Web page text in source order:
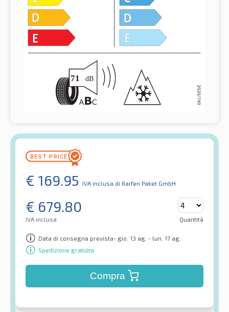
€ 169.95 IVA inclusa di Raifen Paket GmbH
€ 679.80
IVA inclusa Quantità
Data di consegna prevista- gio. 13 ag. - lun. 17 ag.
Spedizione gratuita
Compra